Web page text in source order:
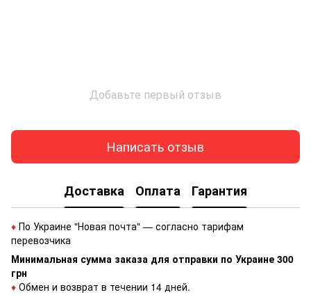
Добавьте первый отзыв
Написать отзыв
Доставка Оплата Гарантия
♦ По Украине "Новая почта" — согласно тарифам
перевозчика
Минимальная сумма заказа для отправки по Украине 300
грн
♦ Обмен и возврат в течении 14 дней.